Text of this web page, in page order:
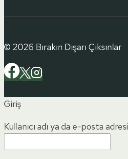
© 2026 Bırakın Dışarı Çıksınlar
Giriş
Kullanıcı adı ya da e-posta adresi